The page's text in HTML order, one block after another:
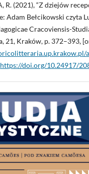
R. (2021), “Z dziejów
Adam Bełcikowski czyta
Cracoviensis-
21, Kraków, p. 372–393,
https://doi.org/10.24917/